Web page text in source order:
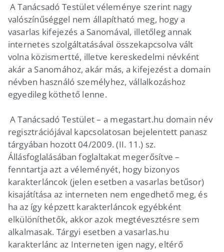
A Tanácsadó Testület véleménye szerint nagy
valószínűséggel nem állapítható meg, hogy a
vasarlas kifejezés a Sanomával, illetőleg annak
internetes szolgáltatásával összekapcsolva vált
volna közismertté, illetve kereskedelmi névként
akár a Sanomához, akár más, a kifejezést a domain
névben használó személyhez, vállalkozáshoz
egyedileg köthető lenne.
A Tanácsadó Testület – a megastart.hu domain név
regisztrációjával kapcsolatosan bejelentett panasz
tárgyában hozott 04/2009. (II. 11.) sz.
Állásfoglalásában foglaltakat megerősítve –
fenntartja azt a véleményét, hogy bizonyos
karakterláncok (jelen esetben a vasarlas betűsor)
kisajátítása az interneten nem engedhető meg, és
ha az így képzett karakterláncok egyébként
elkülöníthetők, akkor azok megtévesztésre sem
alkalmasak. Tárgyi esetben a vasarlas.hu
karakterlánc az Interneten igen nagy, eltérő